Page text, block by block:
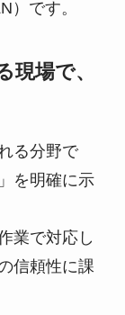
）です。
現場で、
る分野で
を明確に示
業で対応し
信頼性に課